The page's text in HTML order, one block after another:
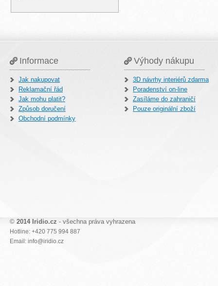
Informace
Jak nakupovat
Reklamační řád
Jak mohu platit?
Způsob doručení
Obchodní podmínky
Výhody nákupu
3D návrhy interiérů zdarma
Poradenství on-line
Zasíláme do zahraničí
Pouze originální zboží
© 2014 Iridio.cz - všechna práva vyhrazena
Hotline: +420 775 994 887
Email: info@iridio.cz